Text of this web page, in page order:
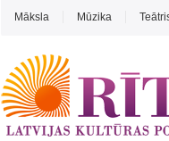
Māksla Mūzika